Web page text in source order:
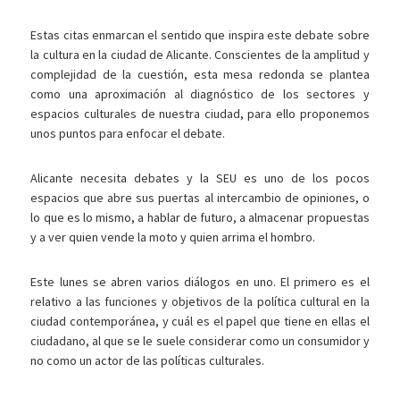
Estas citas enmarcan el sentido que inspira este debate sobre
la cultura en la ciudad de Alicante. Conscientes de la amplitud y
complejidad de la cuestión, esta mesa redonda se plantea
como una aproximación al diagnóstico de los sectores y
espacios culturales de nuestra ciudad, para ello proponemos
unos puntos para enfocar el debate.
Alicante necesita debates y la SEU es uno de los pocos
espacios que abre sus puertas al intercambio de opiniones, o
lo que es lo mismo, a hablar de futuro, a almacenar propuestas
y a ver quien vende la moto y quien arrima el hombro.
Este lunes se abren varios diálogos en uno. El primero es el
relativo a las funciones y objetivos de la política cultural en la
ciudad contemporánea, y cuál es el papel que tiene en ellas el
ciudadano, al que se le suele considerar como un consumidor y
no como un actor de las políticas culturales.